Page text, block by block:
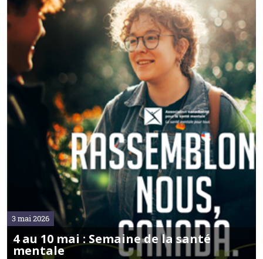
4 au 10 mai : Semaine de la santé
mentale
3 mai 2026